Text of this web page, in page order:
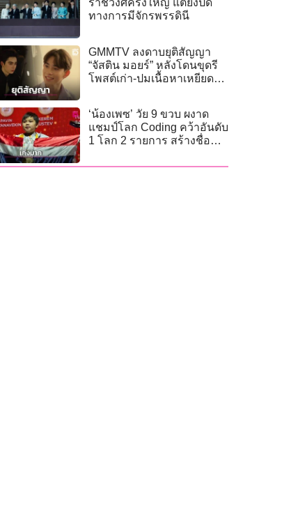
ราชวงศ์ครั้งใหญ่ แต่ยังปิด
ทางการมีจักรพรรดินี
GMMTV ลงดาบยุติสัญญา
“จัสติน มอยร์” หลังโดนขุดรี
โพสต์เก่า-ปมเนื้อหาเหยียด
‘น้องเพซ’ วัย 9 ขวบ ผงาด
แชมป์โลก Coding คว้าอันดับ
1 โลก 2 รายการ สร้างชื่อ